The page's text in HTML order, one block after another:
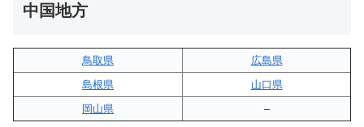
中国地方
鳥取県
広島県
島根県
山口県
岡山県
–